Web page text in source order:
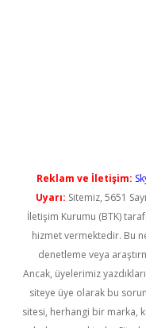
Reklam ve İletişim:
Uyarı: Sitemiz, 5651
İletişim Kurumu (BTK)
hizmet vermektedir. Bu
denetleme veya
Ancak, üyelerimiz
siteye üye olarak bu
sitesi, herhangi bir marka,